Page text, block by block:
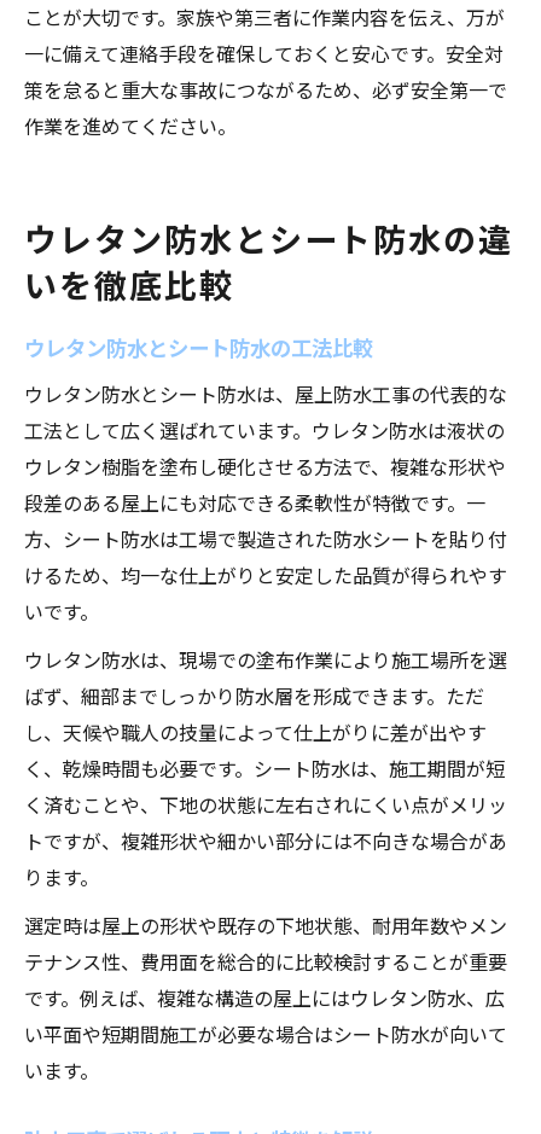
ことが大切です。家族や第三者に作業内容を伝え、万が
一に備えて連絡手段を確保しておくと安心です。安全対
策を怠ると重大な事故につながるため、必ず安全第一で
作業を進めてください。
ウレタン防水とシート防水の違
いを徹底比較
ウレタン防水とシート防水の工法比較
ウレタン防水とシート防水は、屋上防水工事の代表的な
工法として広く選ばれています。ウレタン防水は液状の
ウレタン樹脂を塗布し硬化させる方法で、複雑な形状や
段差のある屋上にも対応できる柔軟性が特徴です。一
方、シート防水は工場で製造された防水シートを貼り付
けるため、均一な仕上がりと安定した品質が得られやす
いです。
ウレタン防水は、現場での塗布作業により施工場所を選
ばず、細部までしっかり防水層を形成できます。ただ
し、天候や職人の技量によって仕上がりに差が出やす
く、乾燥時間も必要です。シート防水は、施工期間が短
く済むことや、下地の状態に左右されにくい点がメリッ
トですが、複雑形状や細かい部分には不向きな場合があ
ります。
選定時は屋上の形状や既存の下地状態、耐用年数やメン
テナンス性、費用面を総合的に比較検討することが重要
です。例えば、複雑な構造の屋上にはウレタン防水、広
い平面や短期間施工が必要な場合はシート防水が向いて
います。